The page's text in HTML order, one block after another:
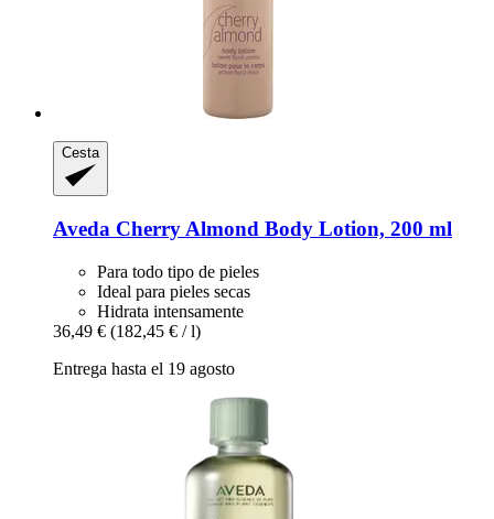
Cesta
Aveda Cherry Almond Body Lotion, 200 ml
Para todo tipo de pieles
Ideal para pieles secas
Hidrata intensamente
36,49 € (182,45 € / l)
Entrega hasta el 19 agosto